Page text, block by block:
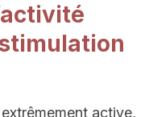
active,